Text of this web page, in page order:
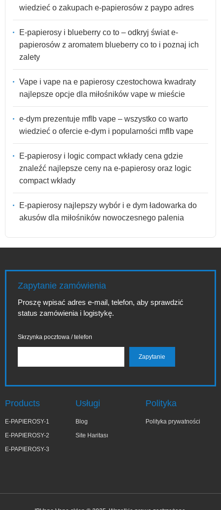
wiedzieć o zakupach e-papierosów z paypo adres
E-papierosy i blueberry co to – odkryj świat e-
papierosów z aromatem blueberry co to i poznaj ich
zalety
Vape i vape na e papierosy czestochowa kwadraty
najlepsze opcje dla miłośników vape w mieście
e-dym prezentuje mflb vape – wszystko co warto
wiedzieć o ofercie e-dym i popularności mflb vape
E-papierosy i logic compact wkłady cena gdzie
znaleźć najlepsze ceny na e-papierosy oraz logic
compact wkłady
E-papierosy najlepszy wybór i e dym ładowarka do
akusów dla miłośników nowoczesnego palenia
Zapytanie zamówienia
Proszę wpisać adres e-mail, telefon, aby sprawdzić
status zamówienia i logistykę.
Skrzynka pocztowa / telefon
Products
E-PAPIEROSY-1
E-PAPIEROSY-2
E-PAPIEROSY-3
Usługi
Blog
Site Haritası
Polityka
Polityka prywatności